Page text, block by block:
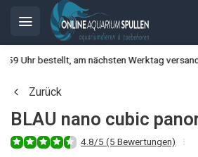
Uhr bestellt, am nächsten Werktag
Zurück
BLAU nano cubic
4.8/5 (5 Bewertungen)